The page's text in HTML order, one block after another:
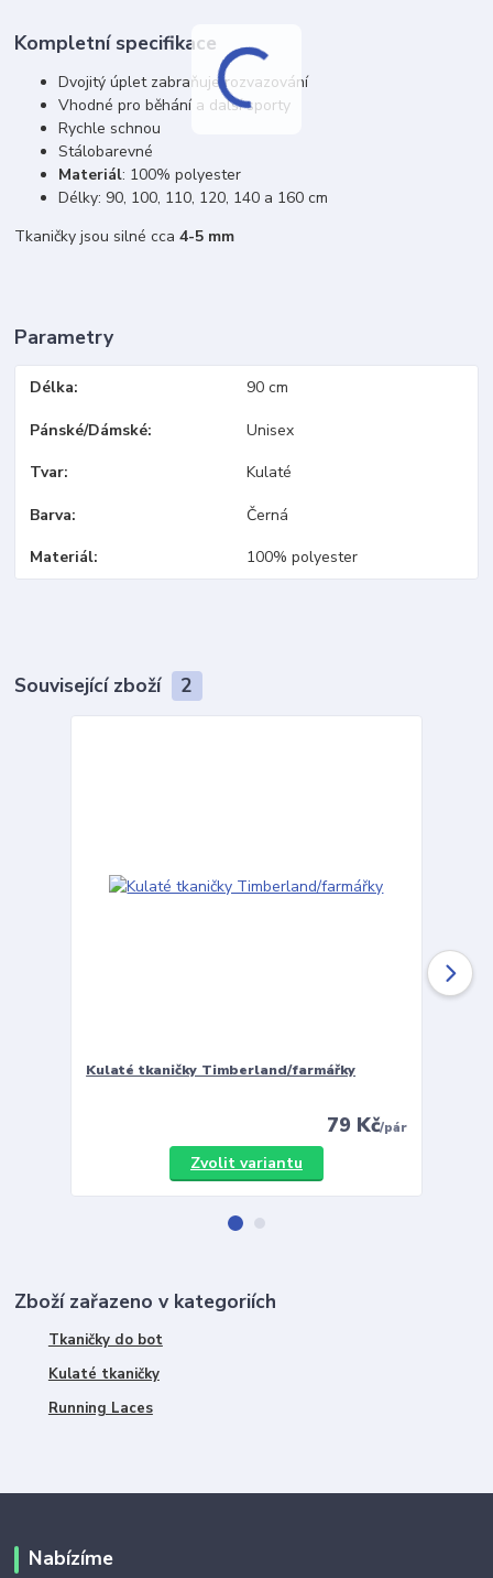
Kompletní specifikace
Dvojitý úplet zabraňuje rozvazování
Vhodné pro běhání a další sporty
Rychle schnou
Stálobarevné
Materiál: 100% polyester
Délky: 90, 100, 110, 120, 140 a 160 cm
Tkaničky jsou silné cca4-5 mm
Parametry
Délka 90 cm
Pánské/Dámské Unisex
Tvar Kulaté
Barva Černá
Materiál 100% polyester
Související zboží 2
Kulaté tkaničky Timberland/farmářky
79 Kč/pár
Zvolit variantu
Zboží zařazeno v kategoriích
Tkaničky do bot
Kulaté tkaničky
Running Laces
Nabízíme